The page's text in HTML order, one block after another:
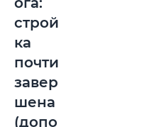
строй
ка
почти
завер
шена
(допо